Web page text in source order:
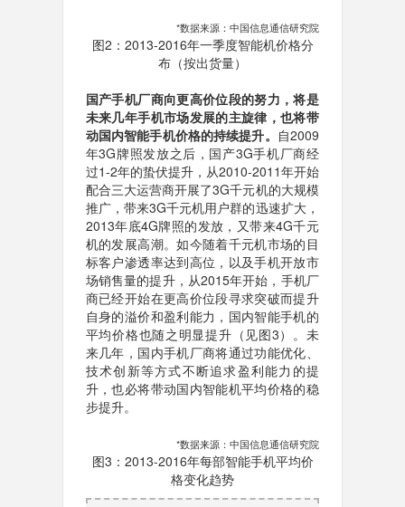
*数据来源：中国信息通信研究院
图2：2013-2016年一季度智能机价格分
布（按出货量）
国产手机厂商向更高价位段的努力，将是
未来几年手机市场发展的主旋律，也将带
动国内智能手机价格的持续提升。 自2009
年3G牌照发放之后，国产3G手机厂商经
过1-2年的蛰伏提升，从2010-2011年开始
配合三大运营商开展了3G千元机的大规模
推广，带来3G千元机用户群的迅速扩大，
2013年底4G牌照的发放，又带来4G千元
机的发展高潮。如今随着千元机市场的目
标客户渗透率达到高位，以及手机开放市
场销售量的提升，从2015年开始，手机厂
商已经开始在更高价位段寻求突破而提升
自身的溢价和盈利能力，国内智能手机的
平均价格也随之明显提升（见图3）。未
来几年，国内手机厂商将通过功能优化、
技术创新等方式不断追求盈利能力的提
升，也必将带动国内智能机平均价格的稳
步提升。
*数据来源：中国信息通信研究院
图3：2013-2016年每部智能手机平均价
格变化趋势